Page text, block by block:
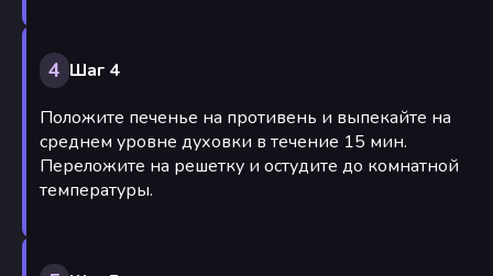
4 Шаг 4
Положите печенье на противень и выпекайте на
среднем уровне духовки в течение 15 мин.
Переложите на решетку и остудите до комнатной
температуры.